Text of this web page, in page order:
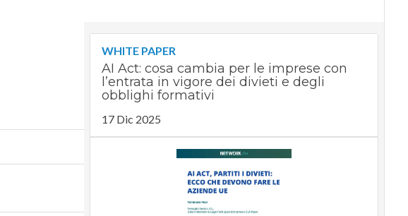
WHITE PAPER
AI Act: cosa cambia per le imprese con
l’entrata in vigore dei divieti e degli
obblighi formativi
17 Dic 2025